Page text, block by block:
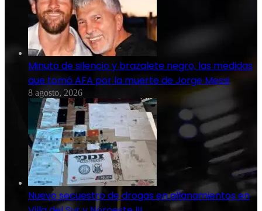
Minuto de silencio y brazalete negro, las medidas
que tomó AFA por la muerte de Jorge Messi
8 agosto, 2026
Nuevo secuestro de drogas en allanamientos en